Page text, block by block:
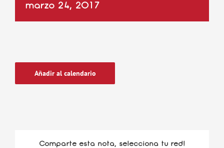
marzo 24, 2017
Añadir al calendario
Comparte esta nota, selecciona tu red!